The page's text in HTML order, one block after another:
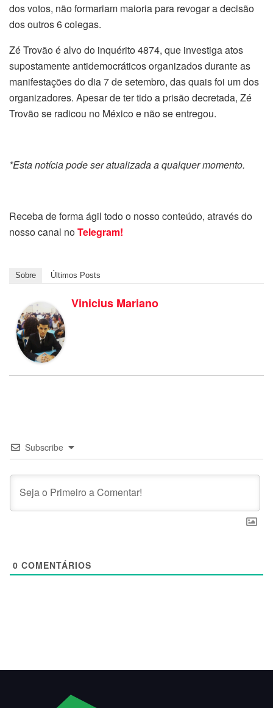
dos votos, não formariam maioria para revogar a decisão
dos outros 6 colegas.
Zé Trovão é alvo do inquérito 4874, que investiga atos
supostamente antidemocráticos organizados durante as
manifestações do dia 7 de setembro, das quais foi um dos
organizadores. Apesar de ter tido a prisão decretada, Zé
Trovão se radicou no México e não se entregou.
*Esta notícia pode ser atualizada a qualquer momento.
Receba de forma ágil todo o nosso conteúdo, através do
nosso canal noTelegram!
Sobre Últimos Posts
Vinicius Mariano
Subscribe
0 COMENTÁRIOS